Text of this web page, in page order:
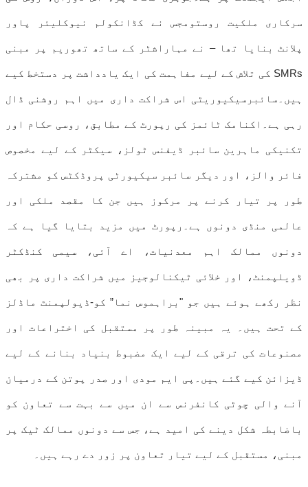
سرکاری ملکیت روستومجس نے کڈانکولم نیوکلیئر پاور
پلانٹ بنایا تھا – نے مہاراشٹر کے ساتھ تھوریم پر مبنی
SMRs کی تلاش کے لیے مفاہمت کی ایک یادداشت پر دستخط کیے
ہیں۔سائبرسیکیوریٹی اس شراکت داری میں اہم روشنی ڈال
رہی ہے۔اکنامک ٹائمز کی رپورٹ کے مطابق، روسی حکام اور
تکنیکی ماہرین سائبر ڈیفنس ٹولز، سیکٹر کے لیے مخصوص
فائر والز، اور دیگر سائبر سیکیورٹی پروڈکٹس کو مشترکہ
طور پر تیار کرنے پر مرکوز ہیں جن کا مقصد ملکی اور
عالمی منڈی دونوں ہے۔رپورٹ میں مزید بتایا گیا ہے کہ
دونوں ممالک اہم معدنیات، اے آئی، سیمی کنڈکٹر
ڈویلپمنٹ، اور خلائی ٹیکنالوجیز میں شراکت داری پر بھی
نظر رکھے ہوئے ہیں جو "براہموس نما” کو-ڈیولپمنٹ ماڈلز
کے تحت ہیں۔ یہ مبینہ طور پر مستقبل کی اختراعات اور
مصنوعات کی ترقی کے لیے ایک مضبوط بنیاد بنانے کے لیے
ڈیزائن کیے گئے ہیں۔پی ایم مودی اور صدر پوتن کے درمیان
آنے والی چوٹی کانفرنس سے ان میں سے بہت سے تعاون کو
باضابطہ شکل دینے کی امید ہے، جس سے دونوں ممالک ٹیک پر
مبنی، مستقبل کے لیے تیار تعاون پر زور دے رہے ہیں۔